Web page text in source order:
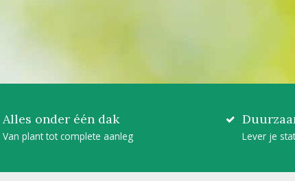
Alles onder één dak
Van plant tot complete aanleg Lever je